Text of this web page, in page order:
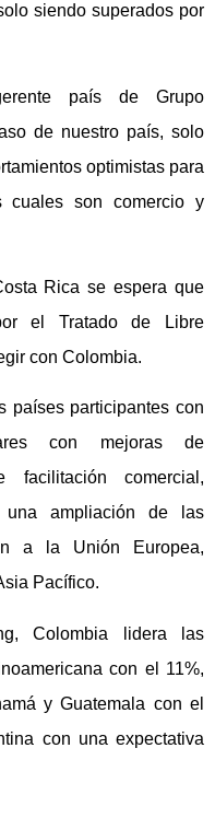
siendo superados por
país de Grupo
de nuestro país, solo
optimistas para
cuales son comercio y
Rica se espera que
el Tratado de Libre
con Colombia.
países participantes con
con mejoras de
facilitación comercial,
una ampliación de las
a la Unión Europea,
Pacífico.
Colombia lidera las
con el 11%,
y Guatemala con el
con una expectativa